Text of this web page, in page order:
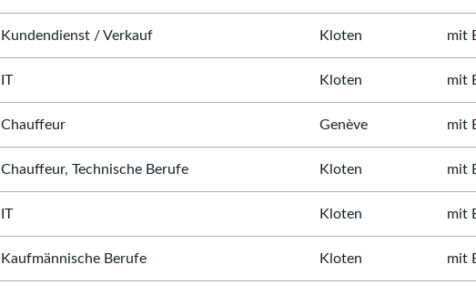
Kundendienst / Verkauf Kloten mit
IT Kloten mit
Chauffeur Genève mit
Chauffeur, Technische Berufe Kloten mit
IT Kloten mit
Kaufmännische Berufe Kloten mit